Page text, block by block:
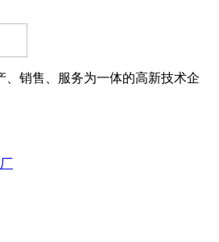
、销售、服务为一体的高新技术企